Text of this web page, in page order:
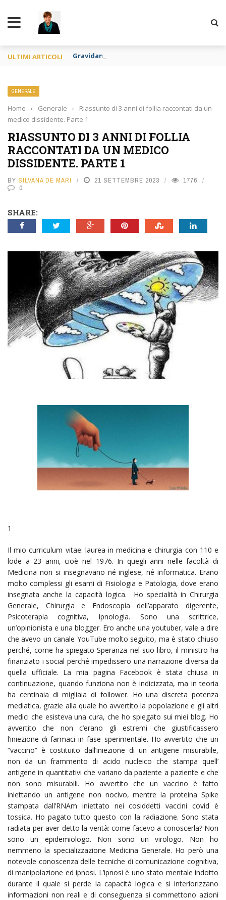
ULTIMI ARTICOLI Gravidanza per altri e apologia di pedofilia
GENERALE
Home › Generale ›
Riassunto di 3 anni di follia raccontati da un
medico dissidente. Parte 1
RIASSUNTO DI 3 ANNI DI FOLLIA
RACCONTATI DA UN MEDICO
DISSIDENTE. PARTE 1
BY SILVANA DE MARI 21 SETTEMBRE 2023
1776
0
SHARE:
1
Il mio curriculum vitae: laurea in medicina e chirurgia con 110 e
lode a 23 anni, cioè nel 1976. In quegli anni nelle facoltà di
Medicina non si insegnavano né inglese, né informatica. Erano
molto complessi gli esami di Fisiologia e Patologia, dove erano
insegnata anche la capacità logica. Ho specialità in Chirurgia
Generale, Chirurgia e Endoscopia dell’apparato digerente,
Psicoterapia cognitiva, Ipnologia. Sono una scrittrice,
un’opinionista e una blogger. Ero anche una youtuber, vale a dire
che avevo un canale YouTube molto seguito, ma è stato chiuso
perché, come ha spiegato Speranza nel suo libro, il ministro ha
finanziato i social perché impedissero una narrazione diversa da
quella ufficiale. La mia pagina Facebook è stata chiusa in
continuazione, quando funziona non è indicizzata, ma in teoria
ha centinaia di migliaia di follower. Ho una discreta potenza
mediatica, grazie alla quale ho avvertito la popolazione e gli altri
medici che esisteva una cura, che ho spiegato sui miei blog. Ho
avvertito che non c’erano gli estremi che giustificassero
l’iniezione di farmaci in fase sperimentale. Ho avvertito che un
“vaccino” è costituito dall’iniezione di un antigene misurabile,
non da un frammento di acido nucleico che stampa quell’
antigene in quantitativi che variano da paziente a paziente e che
non sono misurabili. Ho avvertito che un vaccino è fatto
iniettando un antigene non nocivo, mentre la proteina Spike
stampata dall’RNAm iniettato nei cosiddetti vaccini covid è
tossica. Ho pagato tutto questo con la radiazione. Sono stata
radiata per aver detto la verità: come facevo a conoscerla? Non
sono un epidemiologo. Non sono un virologo. Non ho
nemmeno la specializzazione Medicina Generale. Ho però una
notevole conoscenza delle tecniche di comunicazione cognitiva,
di manipolazione ed ipnosi. L’ipnosi è uno stato mentale indotto
durante il quale si perde la capacità logica e si interiorizzano
informazioni non reali e di conseguenza si commettono azioni